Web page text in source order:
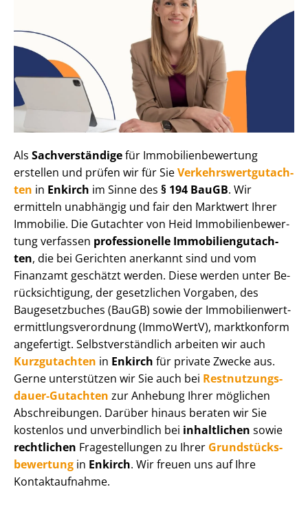
Als Sachverständigefür Im­mo­bi­li­en­be­wer­tung
erstellen und prüfen wir für SieVer­kehrs­wert­gut­ach­
ten in Enkirch im Sinne des § 194 BauGB. Wir
ermitteln unabhängig und fair den Marktwert Ihrer
Immobilie. Die Gutachter von Heid Im­mo­bi­li­en­be­wer­
tung verfassen professionelle Im­mo­bi­li­en­gut­ach­
ten, die bei Gerichten anerkannt sind und vom
Finanzamt geschätzt werden. Diese werden unter Be­
rück­sich­ti­gung, der gesetzlichen Vorgaben, des
Baugesetzbuches (BauGB) sowie der Im­mo­bi­li­en­wert­
ermitt­lungs­ver­ord­nung (ImmoWertV), marktkonform
angefertigt. Selbst­ver­ständ­lich arbeiten wir auch
Kurzgutachten in Enkirch für private Zwecke aus.
Gerne unterstützen wir Sie auch bei Rest­nut­zungs­
dau­er-Gutachten zur Anhebung Ihrer möglichen
Abschreibungen. Darüber hinaus beraten wir Sie
kostenlos und unverbindlich bei inhaltlichen sowie
rechtlichen Fragestellungen zu Ihrer Grund­stücks­
be­wer­tung in Enkirch. Wir freuen uns auf Ihre
Kontaktaufnahme.